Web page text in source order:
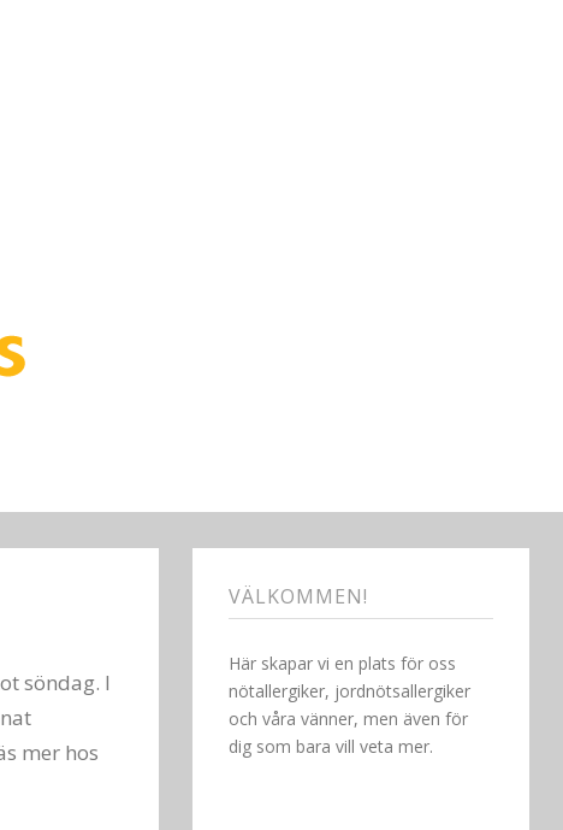
söndag. I
mer hos
VÄLKOMMEN!
Här skapar vi en plats för oss
nötallergiker, jordnötsallergiker
och våra vänner, men även för
dig som bara vill veta mer.